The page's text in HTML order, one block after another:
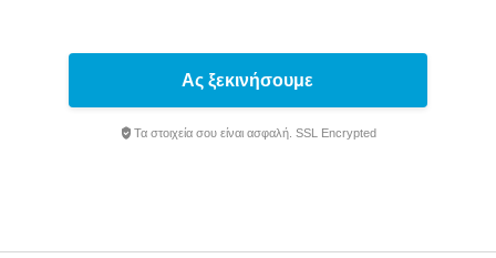
Ας ξεκινήσουμε
Τα στοιχεία σου είναι ασφαλή. SSL Encrypted